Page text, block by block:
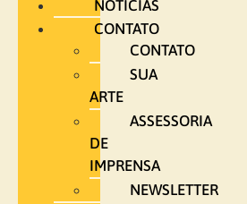
NOTÍCIAS
CONTATO
CONTATO
SUA
ARTE
ASSESSORIA
DE
IMPRENSA
NEWSLETTER